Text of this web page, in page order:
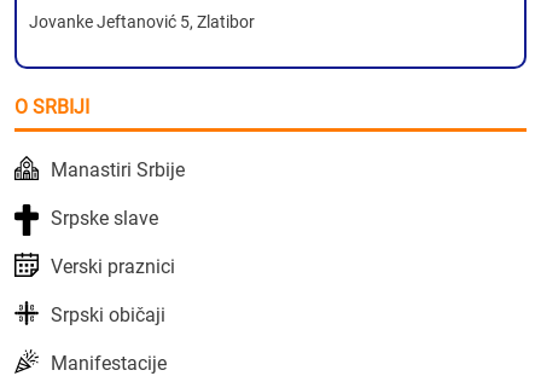
Jovanke Jeftanović 5, Zlatibor
O SRBIJI
Manastiri Srbije
Srpske slave
Verski praznici
Srpski običaji
Manifestacije